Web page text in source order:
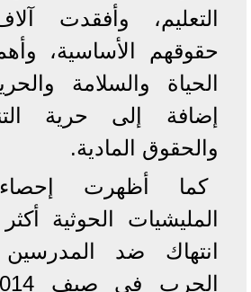
التعليم، وأفقدت
حقوقهم الأساسية،
الحياة والسلامة
إضافة إلى حرية
والحقوق المادية.
كما أظهرت
انتهاك ضد